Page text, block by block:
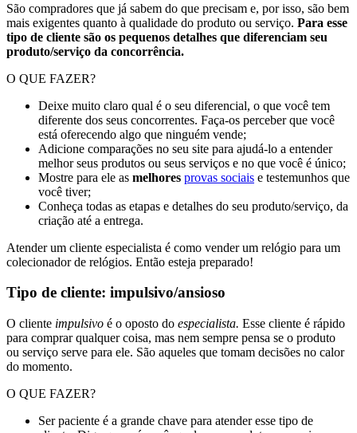
São compradores que já sabem do que precisam e, por isso, são bem
mais exigentes quanto à qualidade do produto ou serviço. Para esse
tipo de cliente são os pequenos detalhes que diferenciam seu
produto/serviço da concorrência.
O QUE FAZER?
Deixe muito claro qual é o seu diferencial, o que você tem
diferente dos seus concorrentes. Faça-os perceber que você
está oferecendo algo que ninguém vende;
Adicione comparações no seu site para ajudá-lo a entender
melhor seus produtos ou seus serviços e no que você é único;
Mostre para ele as melhores provas sociais e testemunhos que
você tiver;
Conheça todas as etapas e detalhes do seu produto/serviço, da
criação até a entrega.
Atender um cliente especialista é como vender um relógio para um
colecionador de relógios. Então esteja preparado!
Tipo de cliente: impulsivo/ansioso
O cliente impulsivo é o oposto do especialista. Esse cliente é rápido
para comprar qualquer coisa, mas nem sempre pensa se o produto
ou serviço serve para ele. São aqueles que tomam decisões no calor
do momento.
O QUE FAZER?
Ser paciente é a grande chave para atender esse tipo de